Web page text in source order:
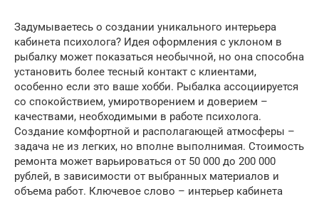
Задумываетесь о создании уникального интерьера
кабинета психолога? Идея оформления с уклоном в
рыбалку может показаться необычной, но она способна
установить более тесный контакт с клиентами,
особенно если это ваше хобби. Рыбалка ассоциируется
со спокойствием, умиротворением и доверием –
качествами, необходимыми в работе психолога.
Создание комфортной и располагающей атмосферы –
задача не из легких, но вполне выполнимая. Стоимость
ремонта может варьироваться от 50 000 до 200 000
рублей, в зависимости от выбранных материалов и
объема работ. Ключевое слово – интерьер кабинета